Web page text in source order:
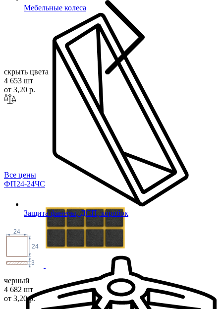
Мебельные колеса
Защита фанеры, ДСП, коробок
скрыть цвета
4 653 шт
от 3,20 р.
Все цены
ФП24-24ЧС
3
24
24
черный
4 682 шт
от 3,20 р.